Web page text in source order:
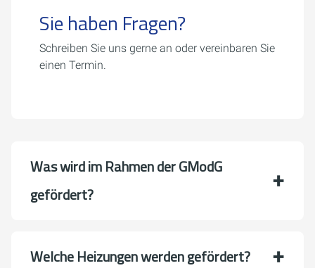
Sie haben Fragen?
Schreiben Sie uns gerne an oder vereinbaren Sie
einen Termin.
Was wird im Rahmen der GModG
gefördert?
Welche Heizungen werden gefördert?